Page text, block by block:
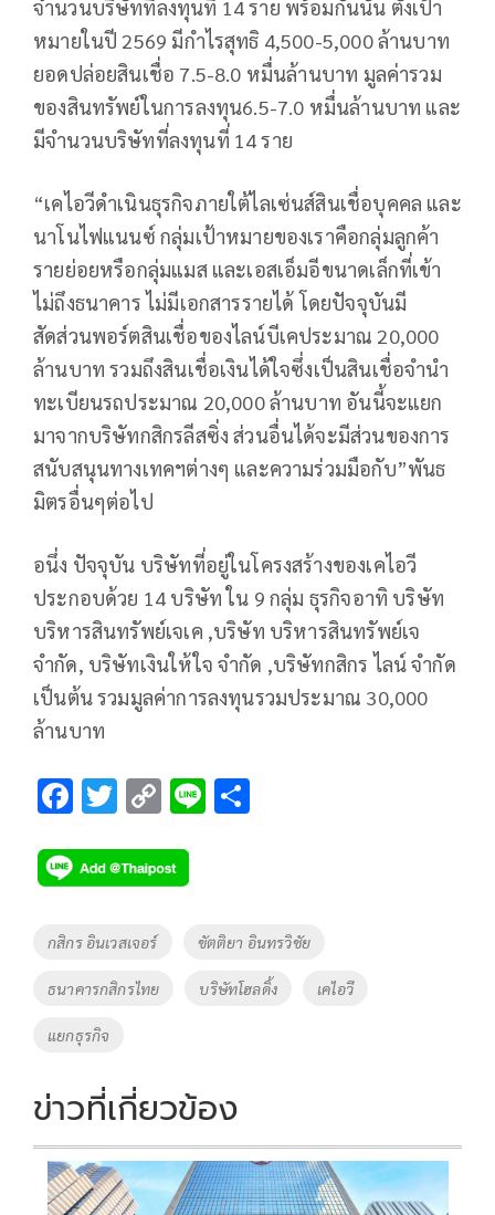
จำนวนบริษัทที่ลงทุนที่ 14 ราย พร้อมกันนั้น ตั้งเป้า
หมายในปี 2569 มีกำไรสุทธิ 4,500-5,000 ล้านบาท
ยอดปล่อยสินเชื่อ 7.5-8.0 หมื่นล้านบาท มูลค่ารวม
ของสินทรัพย์ในการลงทุน6.5-7.0 หมื่นล้านบาท และ
มีจำนวนบริษัทที่ลงทุนที่ 14 ราย
“เคไอวีดำเนินธุรกิจภายใต้ไลเซ่นส์สินเชื่อบุคคล และ
นาโนไฟแนนซ์ กลุ่มเป้าหมายของเราคือกลุ่มลูกค้า
รายย่อยหรือกลุ่มแมส และเอสเอ็มอีขนาดเล็กที่เข้า
ไม่ถึงธนาคาร ไม่มีเอกสารรายได้ โดยปัจจุบันมี
สัดส่วนพอร์ตสินเชื่อของไลน์บีเคประมาณ 20,000
ล้านบาท รวมถึงสินเชื่อเงินได้ใจซึ่งเป็นสินเชื่อจำนำ
ทะเบียนรถประมาณ 20,000 ล้านบาท อันนี้จะแยก
มาจากบริษัทกสิกรลีสซิ่ง ส่วนอื่นได้จะมีส่วนของการ
สนับสนุนทางเทคฯต่างๆ และความร่วมมือกับ”พันธ
มิตรอื่นๆต่อไป
อนึ่ง ปัจจุบัน บริษัทที่อยู่ในโครงสร้างของเคไอวี
ประกอบด้วย 14 บริษัท ใน 9 กลุ่ม ธุรกิจอาทิ บริษัท
บริหารสินทรัพย์เจเค ,บริษัท บริหารสินทรัพย์เจ
จำกัด, บริษัทเงินให้ใจ จำกัด ,บริษัทกสิกร ไลน์ จำกัด
เป็นต้น รวมมูลค่าการลงทุนรวมประมาณ 30,000
ล้านบาท
F
e
b
o
k
T
tt
er
C
p
y
Li
Tags
กสิกร อินเวสเจอร์ ขัตติยา อินทรวิชัย
ธนาคารกสิกรไทย บริษัทโฮลดิ้ง เคไอวี
แยกธุรกิจ
ข่าวที่เกี่ยวข้อง